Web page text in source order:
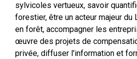
sylvicoles vertueux, savoir
forestier, être un acteur majeur du
en forêt, accompagner les
œuvre des projets de
privée, diffuser l'information et